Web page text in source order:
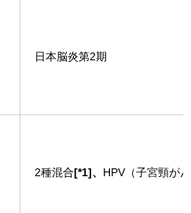
日本脳炎第2期
2種混合[*1]、 HPV（子宮頸が